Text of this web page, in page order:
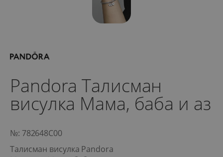
Pandora Талисман
висулка Мама, баба и аз
№: 782648C00
Талисман висулка Pandora